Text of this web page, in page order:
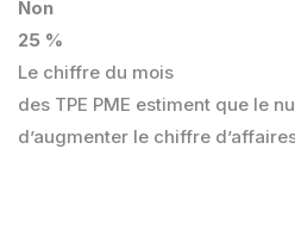
Non
25 %
Le chiffre du mois
des TPE PME estiment que le
d’augmenter le chiffre